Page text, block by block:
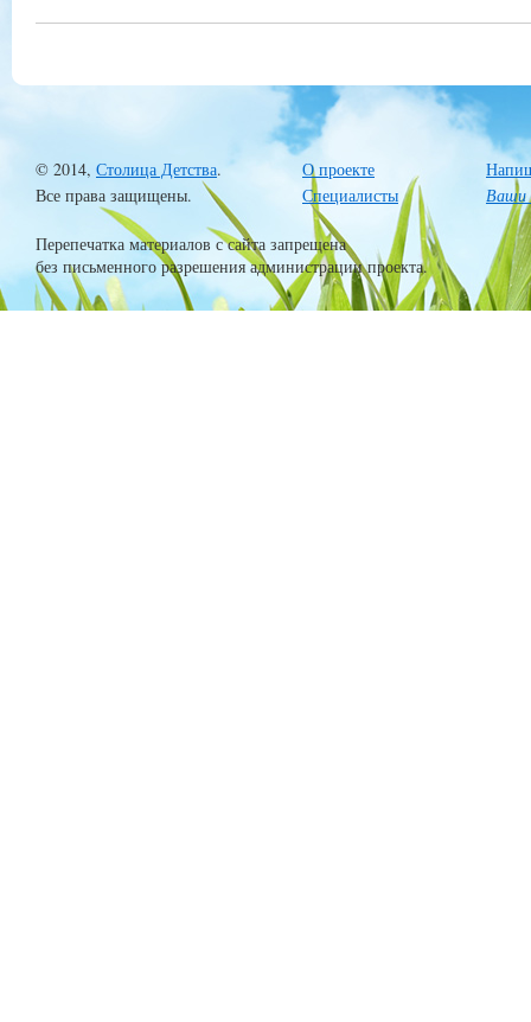
© 2014, Столица Детства.
Все права защищены.
О проекте
Специалисты
Ваши
Перепечатка материалов с сайта запрещена
без письменного разрешения администрации проекта.